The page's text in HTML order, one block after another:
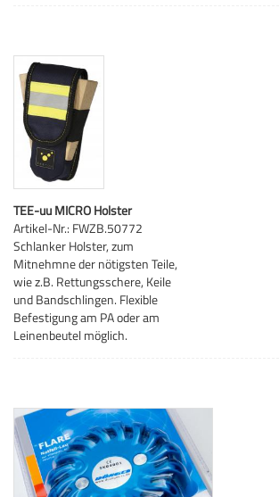
TEE-uu MICRO Holster
Artikel-Nr.: FWZB.50772
Schlanker Holster, zum
Mitnehmne der nötigsten Teile,
wie z.B. Rettungsschere, Keile
und Bandschlingen. Flexible
Befestigung am PA oder am
Leinenbeutel möglich.